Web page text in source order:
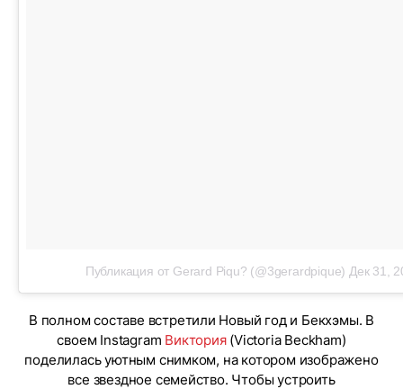
Публикация от Gerard Piqu? (@3gerardpique) Дек 31,
В полном составе встретили Новый год и Бекхэмы. В
своем Instagram Виктория(Victoria Beckham)
поделилась уютным снимком, на котором изображено
все звездное семейство. Чтобы устроить